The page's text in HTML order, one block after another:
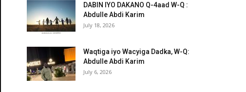
DABIN IYO DAKANO Q-4aad W-Q :
Abdulle Abdi Karim
July 18, 2026
Waqtiga iyo Wacyiga Dadka, W-Q:
Abdulle Abdi Karim
July 6, 2026